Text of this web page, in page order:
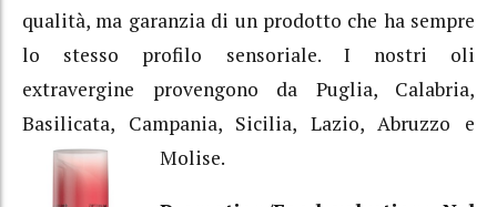
qualità, ma garanzia di un prodotto che ha sempre
lo stesso profilo sensoriale. I nostri oli
extravergine provengono da Puglia, Calabria,
Basilicata, Campania, Sicilia, Lazio, Abruzzo e
Molise.